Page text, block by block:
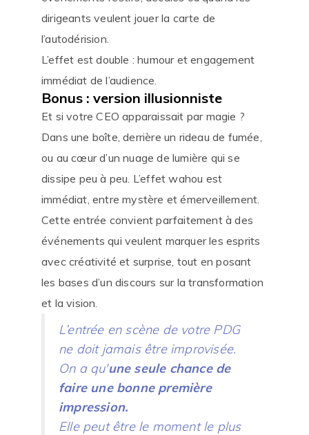
dirigeants veulent jouer la carte de
l’autodérision.
L’effet est double : humour et engagement
immédiat de l’audience.
Bonus : version illusionniste
Et si votre CEO apparaissait par magie ?
Dans une boîte, derrière un rideau de fumée,
ou au cœur d’un nuage de lumière qui se
dissipe peu à peu. L’effet wahou est
immédiat, entre mystère et émerveillement.
Cette entrée convient parfaitement à des
événements qui veulent marquer les esprits
avec créativité et surprise, tout en posant
les bases d’un discours sur la transformation
et la vision.
L’entrée en scène de votre PDG
ne doit jamais être improvisée.
On a qu'une seule chance de
faire une bonne première
impression.
Elle peut être le moment le plus